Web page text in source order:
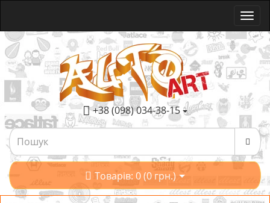
+38 (098) 034-38-15
Товарів: 0 (0 грн.)